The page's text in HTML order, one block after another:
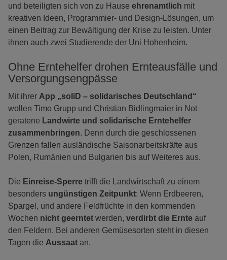
und beteiligten sich von zu Hause ehrenamtlich mit
kreativen Ideen, Programmier- und Design-Lösungen, um
einen Beitrag zur Bewältigung der Krise zu leisten. Unter
ihnen auch zwei Studierende der Uni Hohenheim.
Ohne Erntehelfer drohen Ernteausfälle und
Versorgungsengpässe
Mit ihrer App „soliD – solidarisches Deutschland“
wollen Timo Grupp und Christian Bidlingmaier in Not
geratene Landwirte und solidarische Erntehelfer
zusammenbringen. Denn durch die geschlossenen
Grenzen fallen ausländische Saisonarbeitskräfte aus
Polen, Rumänien und Bulgarien bis auf Weiteres aus.
Die Einreise-Sperre trifft die Landwirtschaft zu einem
besonders ungünstigen Zeitpunkt: Wenn Erdbeeren,
Spargel, und andere Feldfrüchte in den kommenden
Wochen nicht geerntet werden, verdirbt die Ernte auf
den Feldern. Bei anderen Gemüsesorten steht in diesen
Tagen die Aussaat an.